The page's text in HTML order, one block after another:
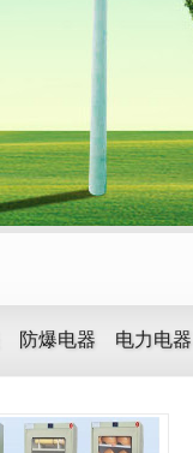
防爆电器 电力电器